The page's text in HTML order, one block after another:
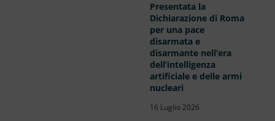
Presentata la
Dichiarazione di Roma
per una pace
disarmata e
disarmante nell’era
dell’intelligenza
artificiale e delle armi
nucleari
16 Luglio 2026